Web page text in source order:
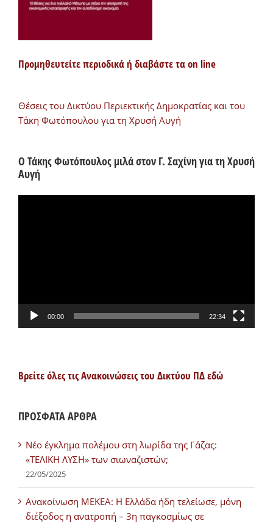
Προμηθευτείτε περιοδικά ή διαβάστε τα on line
Θέσεις του Δικτύου Περιεκτικής Δημοκρατίας και του
Τάκη Φωτόπουλου για τη Χρυσή Αυγή
Ο Τάκης Φωτόπουλος μιλά στον Γ. Σαχίνη για τη Χρυσή
Αυγή
00:00 22:34
Βρείτε όλες τις Ανακοινώσεις του Δικτύου ΠΔ εδώ
ΠΡΟΣΦΑΤΑ ΑΡΘΡΑ
Νέο έγκλημα πολέμου στη λωρίδα της Γάζας:
«ΤΕΛΙΚΗ ΛΥΣΗ» των σιωναζιστών;
22/05/2025
Ανακοίνωση ΜΕΚΕΑ: Η Ελλάδα ήδη τελείωσε, μόνη
διέξοδος η ανατροπή – 3η παγκοσμίως σε